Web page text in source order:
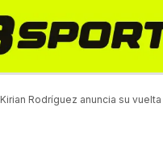
Kirian Rodríguez anuncia su